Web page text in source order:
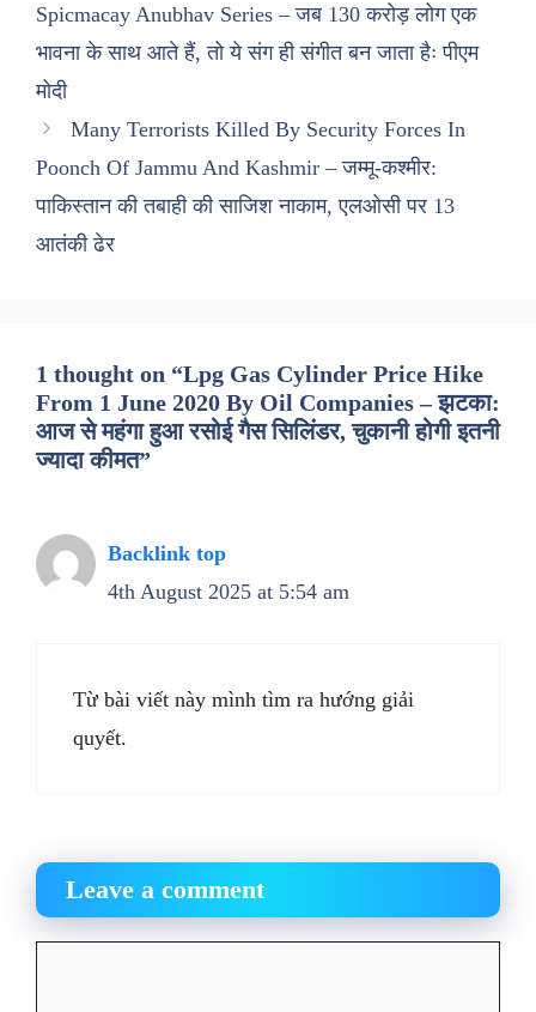
Spicmacay Anubhav Series – जब 130 करोड़ लोग एक
भावना के साथ आते हैं, तो ये संग ही संगीत बन जाता हैः पीएम
मोदी
Many Terrorists Killed By Security Forces In
Poonch Of Jammu And Kashmir – जम्मू-कश्मीर:
पाकिस्तान की तबाही की साजिश नाकाम, एलओसी पर 13
आतंकी ढेर
1 thought on “Lpg Gas Cylinder Price Hike
From 1 June 2020 By Oil Companies – झटका:
आज से महंगा हुआ रसोई गैस सिलिंडर, चुकानी होगी इतनी
ज्यादा कीमत”
Backlink top
4th August 2025 at 5:54 am
Từ bài viết này mình tìm ra hướng giải
quyết.
Leave a comment